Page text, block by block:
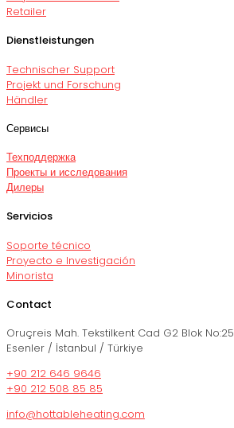
Retailer
Dienstleistungen
Technischer Support
Projekt und Forschung
Händler
Сервисы
Техподдержка
Проекты и исследования
Дилеры
Servicios
Soporte técnico
Proyecto e Investigación
Minorista
Contact
Oruçreis Mah. Tekstilkent Cad G2 Blok No:25
Esenler / İstanbul / Türkiye
+90 212 646 9646
+90 212 508 85 85
info@hottableheating.com